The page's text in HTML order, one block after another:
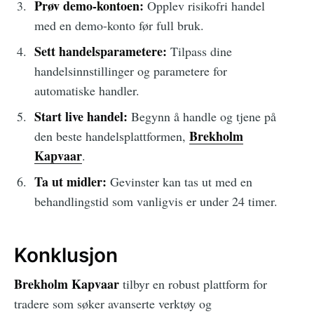
Prøv demo-kontoen: Opplev risikofri handel
med en demo-konto før full bruk.
Sett handelsparametere: Tilpass dine
handelsinnstillinger og parametere for
automatiske handler.
Start live handel: Begynn å handle og tjene på
den beste handelsplattformen, Brekholm
Kapvaar.
Ta ut midler: Gevinster kan tas ut med en
behandlingstid som vanligvis er under 24 timer.
Konklusjon
Brekholm Kapvaar tilbyr en robust plattform for
tradere som søker avanserte verktøy og